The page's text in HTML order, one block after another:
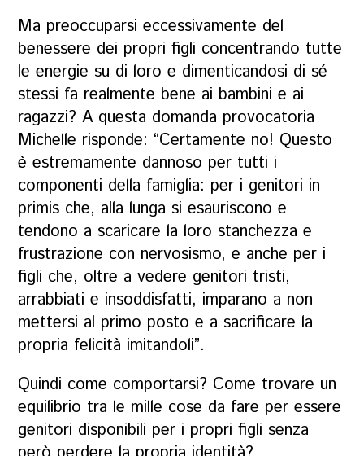
Ma preoccuparsi eccessivamente del
benessere dei propri figli concentrando tutte
le energie su di loro e dimenticandosi di sé
stessi fa realmente bene ai bambini e ai
ragazzi? A questa domanda provocatoria
Michelle risponde: “Certamente no! Questo
è estremamente dannoso per tutti i
componenti della famiglia: per i genitori in
primis che, alla lunga si esauriscono e
tendono a scaricare la loro stanchezza e
frustrazione con nervosismo, e anche per i
figli che, oltre a vedere genitori tristi,
arrabbiati e insoddisfatti, imparano a non
mettersi al primo posto e a sacrificare la
propria felicità imitandoli”.
Quindi come comportarsi? Come trovare un
equilibrio tra le mille cose da fare per essere
genitori disponibili per i propri figli senza